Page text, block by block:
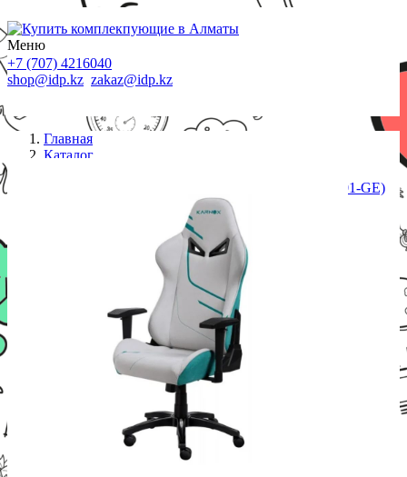
Меню
+7 (707) 4216040
shop@idp.kz zakaz@idp.kz
Главная
Каталог
Игровое компьютерное кресло Karnox (KX800101-GE)
HERO Genie Edition Green, <178cm, <90kg